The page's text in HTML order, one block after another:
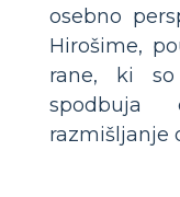
osebno
Hirošime,
rane, ki
spodbuja
razmišljanje